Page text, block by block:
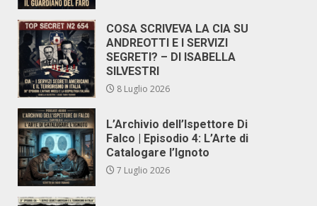
COSA SCRIVEVA LA CIA SU
ANDREOTTI E I SERVIZI
SEGRETI? – DI ISABELLA
SILVESTRI
8 Luglio 2026
L’Archivio dell’Ispettore Di
Falco | Episodio 4: L’Arte di
Catalogare l’Ignoto
7 Luglio 2026